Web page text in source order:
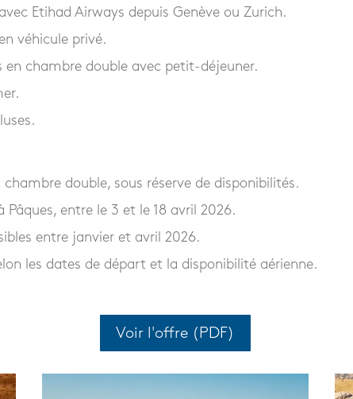
Etihad Airways depuis Genève ou Zurich.
véhicule privé.
en chambre double avec petit-déjeuner.
chambre double, sous réserve de disponibilités.
Pâques, entre le 3 et le 18 avril 2026.
entre janvier et avril 2026.
les dates de départ et la disponibilité aérienne.
Voir l'offre (PDF)